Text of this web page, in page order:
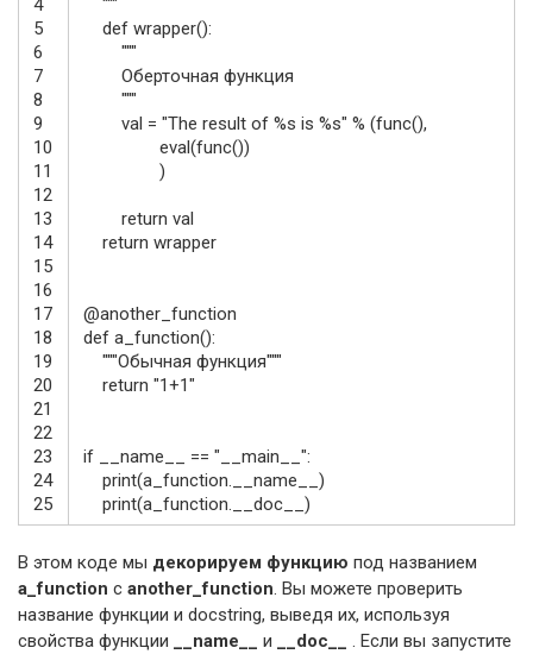
4
5
6
7
8
9
10
11
12
13
14
15
16
17
18
19
20
21
22
23
24
25
"""
def wrapper():
"""
Оберточная функция
"""
val = "The result of %s is %s" % (func(),
eval(func())
)
return val
return wrapper
@another_function
def a_function():
"""Обычная функция"""
return "1+1"
if __name__ == "__main__":
print(a_function. __name__ )
print(a_function. __doc__ )
В этом коде мы декорируем функцию под названием
a_function с another_function. Вы можете проверить
название функции и docstring, выведя их, используя
свойства функции
__name__ и __doc__
. Если вы запустите